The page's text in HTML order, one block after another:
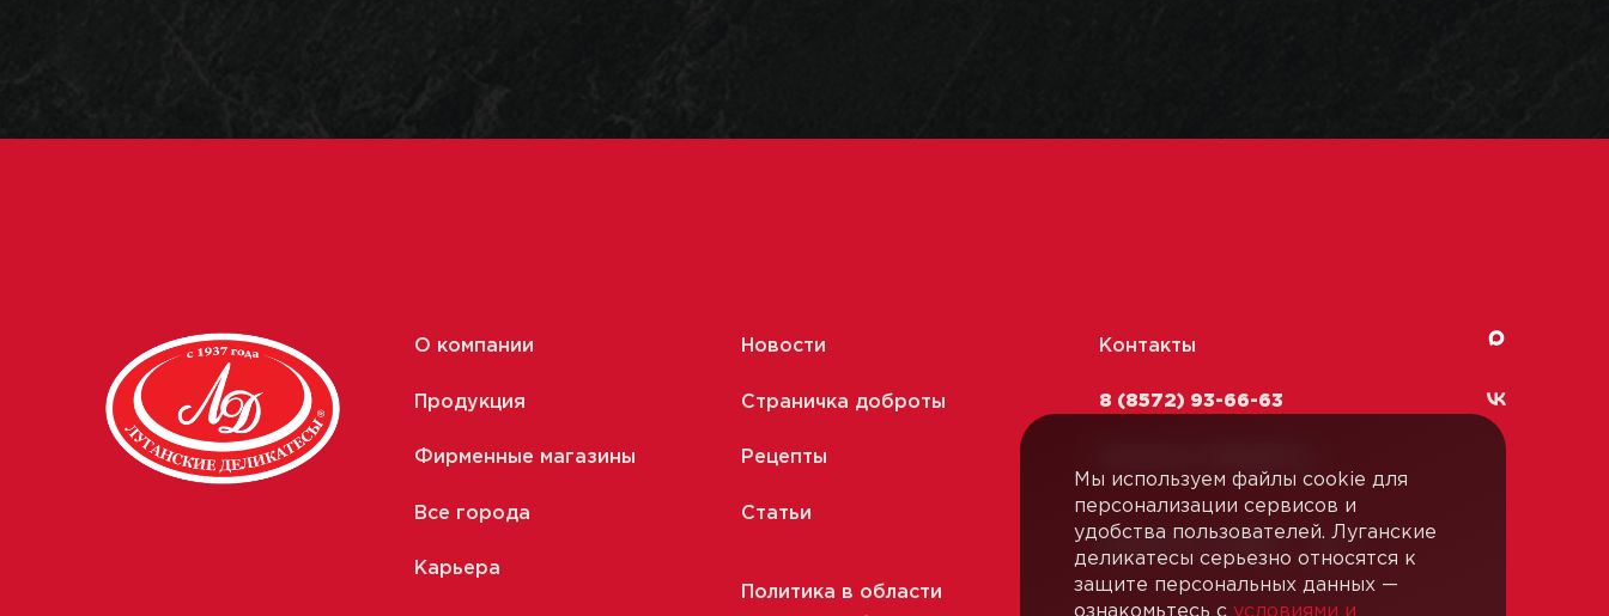
Мы используем файлы cookie для
персонализации сервисов и
удобства пользователей. Луганские
деликатесы серьезно относятся к
защите персональных данных —
ознакомьтесь с условиями и
О компании
Продукция
Фирменные магазины
Все города
Новости
Страничка доброты
Рецепты
Статьи
Карьера
Политика в области
Контакты
8 (8572) 93-66-63